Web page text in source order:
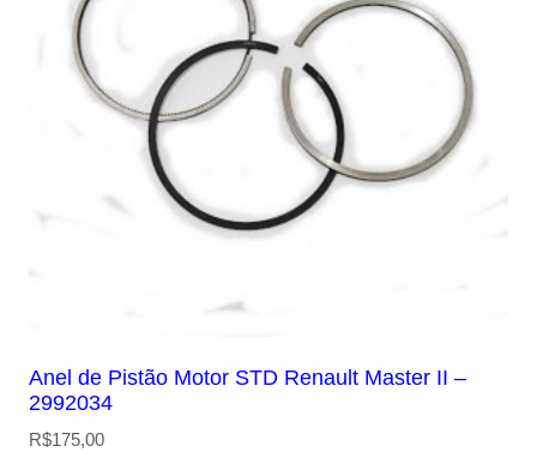
Anel de Pistão Motor STD Renault Master II –
2992034
R$175,00